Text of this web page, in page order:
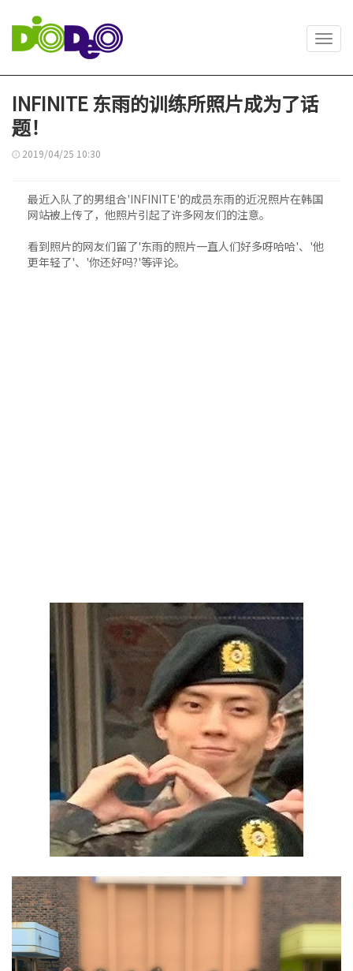
INFINITE 东雨的训练所照片成为了话
题！
2019/04/25 10:30
最近入队了的男组合'INFINITE'的成员东雨的近况照片在韩国
网站被上传了，他照片引起了许多网友们的注意。
看到照片的网友们留了'东雨的照片一直人们好多呀哈哈'、'他
更年轻了'、'你还好吗?'等评论。